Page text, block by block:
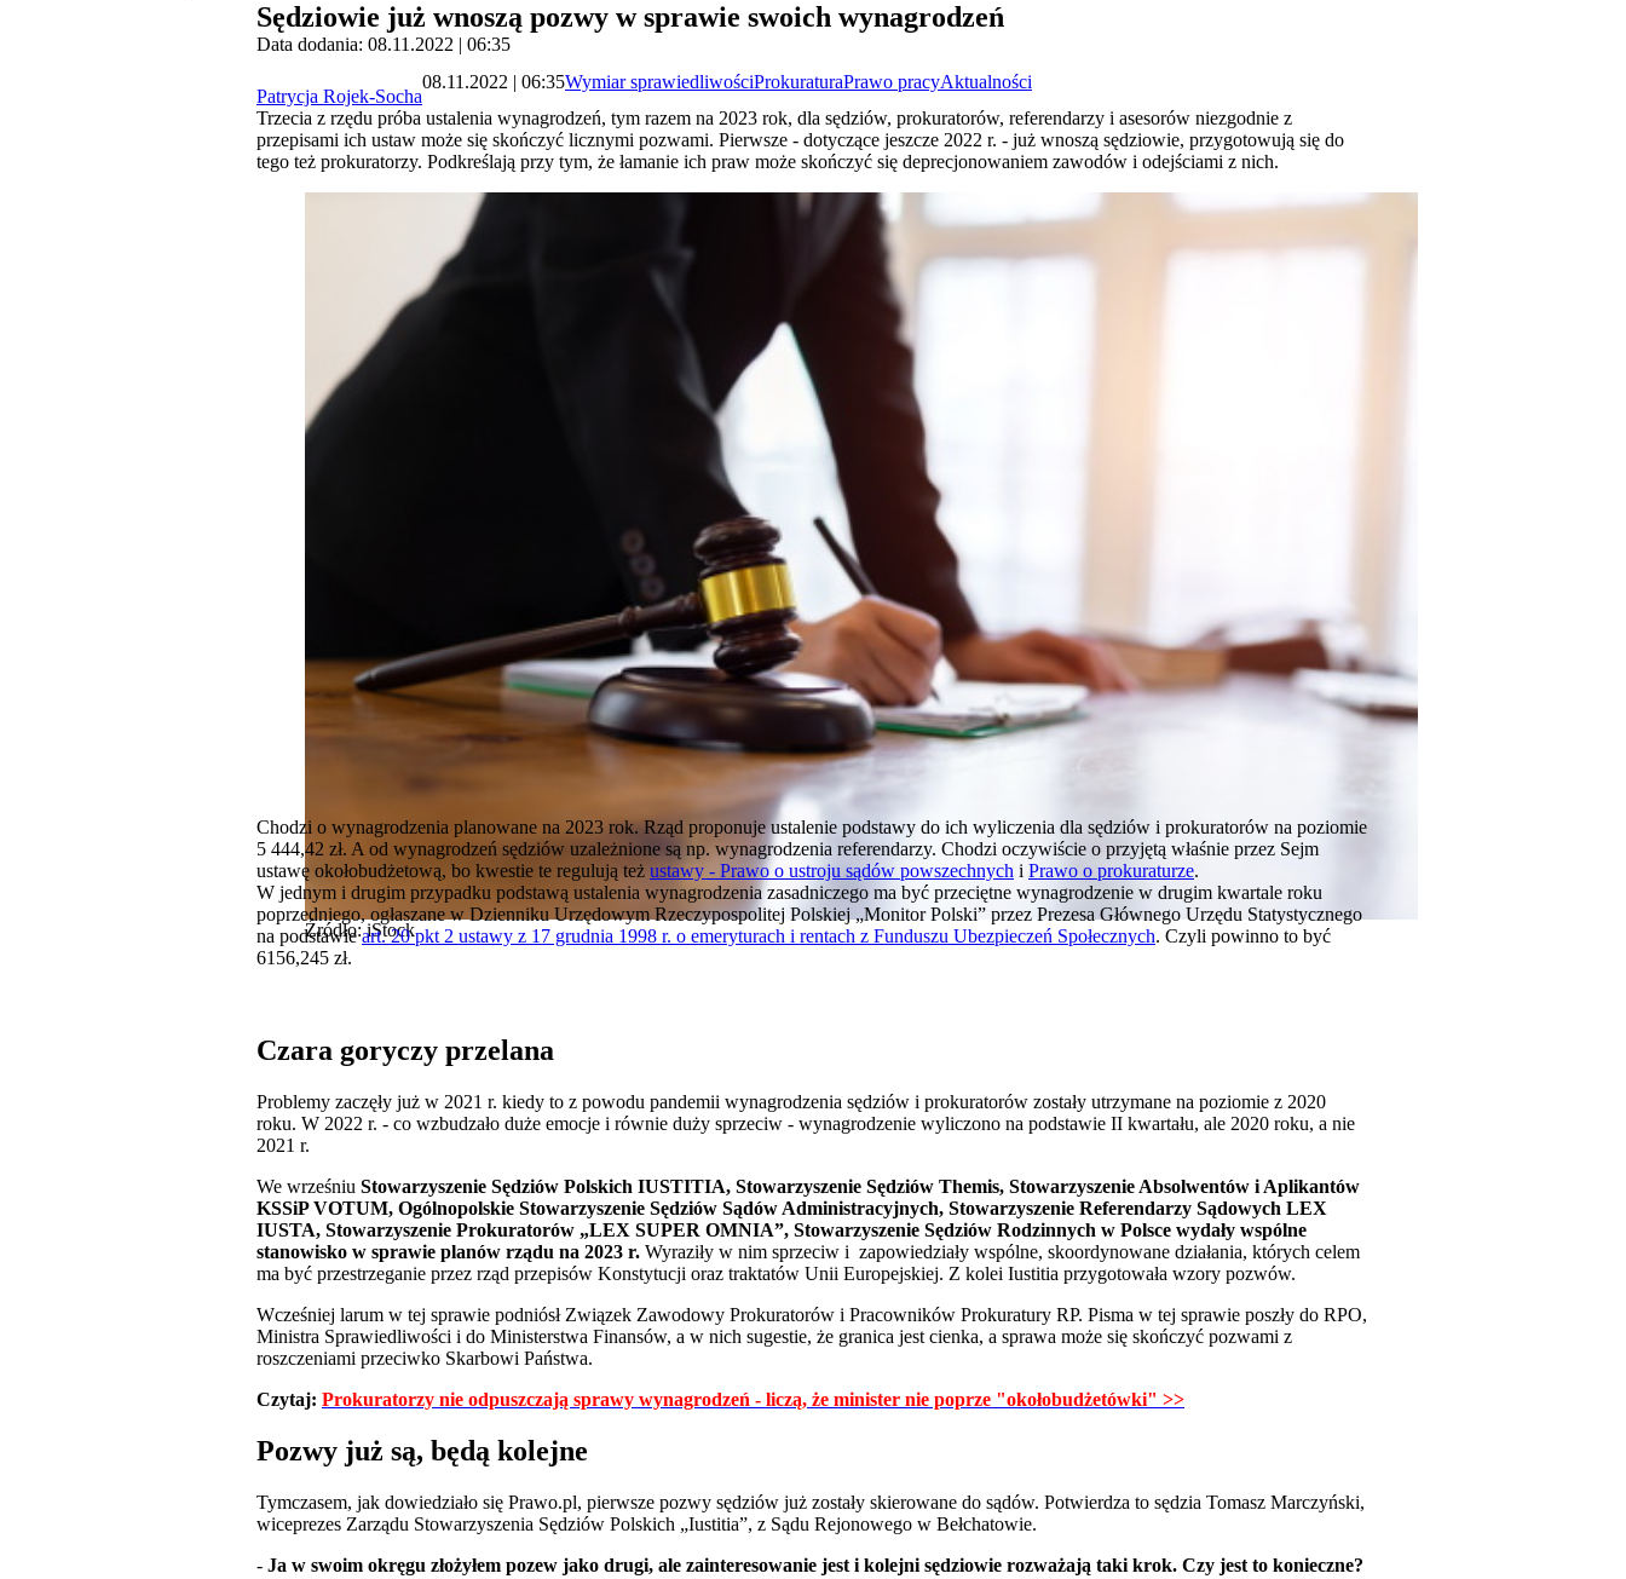
Sędziowie już wnoszą pozwy w sprawie swoich wynagrodzeń
Data dodania: 08.11.2022 | 06:35
Patrycja Rojek-Socha
08.11.2022 | 06:35Wymiar sprawiedliwościProkuraturaPrawo pracyAktualności
Trzecia z rzędu próba ustalenia wynagrodzeń, tym razem na 2023 rok, dla sędziów, prokuratorów, referendarzy i asesorów niezgodnie z
przepisami ich ustaw może się skończyć licznymi pozwami. Pierwsze - dotyczące jeszcze 2022 r. - już wnoszą sędziowie, przygotowują się do
tego też prokuratorzy. Podkreślają przy tym, że łamanie ich praw może skończyć się deprecjonowaniem zawodów i odejściami z nich.
Źródło: iStock
Chodzi o wynagrodzenia planowane na 2023 rok. Rząd proponuje ustalenie podstawy do ich wyliczenia dla sędziów i prokuratorów na poziomie
5 444,42 zł. A od wynagrodzeń sędziów uzależnione są np. wynagrodzenia referendarzy. Chodzi oczywiście o przyjętą właśnie przez Sejm
ustawę okołobudżetową, bo kwestie te regulują też ustawy - Prawo o ustroju sądów powszechnych i Prawo o prokuraturze.
W jednym i drugim przypadku podstawą ustalenia wynagrodzenia zasadniczego ma być przeciętne wynagrodzenie w drugim kwartale roku
poprzedniego, ogłaszane w Dzienniku Urzędowym Rzeczypospolitej Polskiej „Monitor Polski” przez Prezesa Głównego Urzędu Statystycznego
na podstawieart. 20 pkt 2 ustawy z 17 grudnia 1998 r. o emeryturach i rentach z Funduszu Ubezpieczeń Społecznych. Czyli powinno to być
6156,245 zł.
Czara goryczy przelana
Problemy zaczęły już w 2021 r. kiedy to z powodu pandemii wynagrodzenia sędziów i prokuratorów zostały utrzymane na poziomie z 2020
roku. W 2022 r. - co wzbudzało duże emocje i równie duży sprzeciw - wynagrodzenie wyliczono na podstawie II kwartału, ale 2020 roku, a nie
2021 r.
We wrześniu Stowarzyszenie Sędziów Polskich IUSTITIA, Stowarzyszenie Sędziów Themis, Stowarzyszenie Absolwentów i Aplikantów
KSSiP VOTUM, Ogólnopolskie Stowarzyszenie Sędziów Sądów Administracyjnych, Stowarzyszenie Referendarzy Sądowych LEX
IUSTA, Stowarzyszenie Prokuratorów „LEX SUPER OMNIA”, Stowarzyszenie Sędziów Rodzinnych w Polsce wydały wspólne
stanowisko w sprawie planów rządu na 2023 r. Wyraziły w nim sprzeciw i zapowiedziały wspólne, skoordynowane działania, których celem
ma być przestrzeganie przez rząd przepisów Konstytucji oraz traktatów Unii Europejskiej. Z kolei Iustitia przygotowała wzory pozwów.
Wcześniej larum w tej sprawie podniósł Związek Zawodowy Prokuratorów i Pracowników Prokuratury RP. Pisma w tej sprawie poszły do RPO,
Ministra Sprawiedliwości i do Ministerstwa Finansów, a w nich sugestie, że granica jest cienka, a sprawa może się skończyć pozwami z
roszczeniami przeciwko Skarbowi Państwa.
Czytaj: Prokuratorzy nie odpuszczają sprawy wynagrodzeń - liczą, że minister nie poprze "okołobudżetówki" >>
Pozwy już są, będą kolejne
Tymczasem, jak dowiedziało się Prawo.pl, pierwsze pozwy sędziów już zostały skierowane do sądów. Potwierdza to sędzia Tomasz Marczyński,
wiceprezes Zarządu Stowarzyszenia Sędziów Polskich „Iustitia”, z Sądu Rejonowego w Bełchatowie.
- Ja w swoim okręgu złożyłem pozew jako drugi, ale zainteresowanie jest i kolejni sędziowie rozważają taki krok. Czy jest to konieczne?